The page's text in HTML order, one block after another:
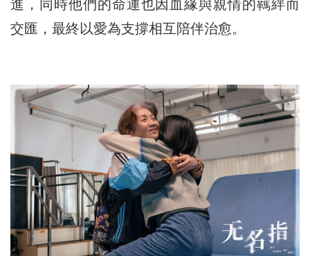
進，同時他們的命運也因血緣與親情的羈絆而
交匯，最終以愛為支撐相互陪伴治愈。